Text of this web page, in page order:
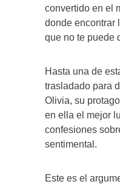
convertido en el
donde encontrar
que no te puede
Hasta una de
trasladado para
Olivia, su
en ella el mejor
confesiones
sentimental.
Este es el